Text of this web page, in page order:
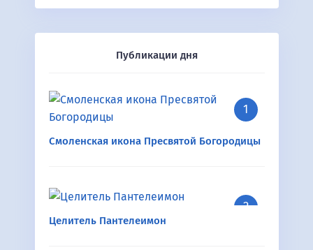
Публикации дня
Смоленская икона Пресвятой Богородицы
Целитель Пантелеимон